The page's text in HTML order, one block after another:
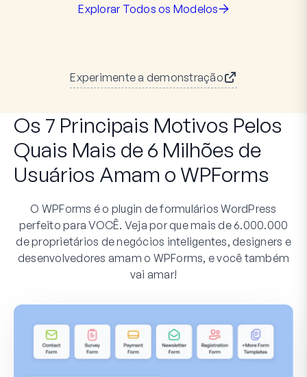
Explorar Todos os Modelos
Experimente a demonstração
Os 7 Principais Motivos Pelos
Quais Mais de 6 Milhões de
Usuários Amam o WPForms
O WPForms é o plugin de formulários WordPress
perfeito para VOCÊ. Veja por que mais de 6.000.000
de proprietários de negócios inteligentes, designers e
desenvolvedores amam o WPForms, e você também
vai amar!